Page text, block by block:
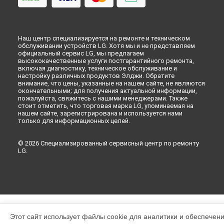
Наш центр специализируется на ремонте и техническом
обслуживании устройств LG. Хотя мы и не представляем
официальный сервис LG, мы предлагаем
высококачественные услуги постгарантийного ремонта,
включая диагностику, техническое обслуживание и
настройку различных продуктов Элджи. Обратите
внимание, что цены, указанные на нашем сайте, не являются
окончательными; для получения актуальной информации,
пожалуйста, свяжитесь с нашими менеджерами. Также
стоит отметить, что торговая марка LG, упоминаемая на
нашем сайте, зарегистрирована и используется нами
только для информационных целей.
© 2026 Специализированный сервисный центр по ремонту
LG.
Этот сайт использует файлы cookie для аналитики и